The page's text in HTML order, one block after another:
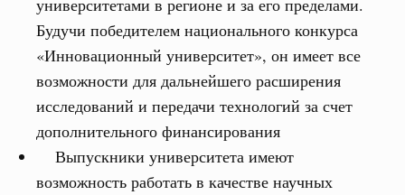
университетами в регионе и за его пределами.
Будучи победителем национального конкурса
«Инновационный университет», он имеет все
возможности для дальнейшего расширения
исследований и передачи технологий за счет
дополнительного финансирования
Выпускники университета имеют
возможность работать в качестве научных